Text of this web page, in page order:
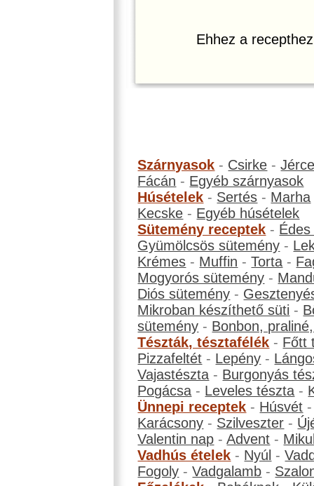
Ehhez a
Szárnyasok - Csirke -
Fácán - Egyéb szárnyasok
Húsételek - Sertés - Marha
Kecske - Egyéb húsételek
Sütemény receptek -
Gyümölcsös sütemény -
Krémes - Muffin -Torta -
Mogyorós sütemény -
Diós sütemény -
Mikroban készíthető süti -
sütemény - Bonbon,
Tészták, tésztafélék - Főtt
Pizzafeltét - Lepény -
Vajastészta - Burgonyás
Pogácsa - Leveles tészta -
Ünnepi receptek - Húsvét
Karácsony - Szilveszter -
Valentin nap -Advent -
Vadhús ételek - Nyúl -
Fogoly -Vadgalamb -